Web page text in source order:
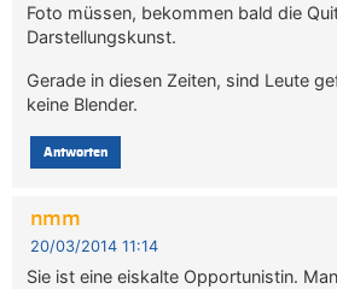
Foto müssen, bekommen bald die
Darstellungskunst.
Gerade in diesen Zeiten, sind Leute
keine Blender.
Antworten
nmm
20/03/2014 11:14
Sie ist eine eiskalte Opportunistin.